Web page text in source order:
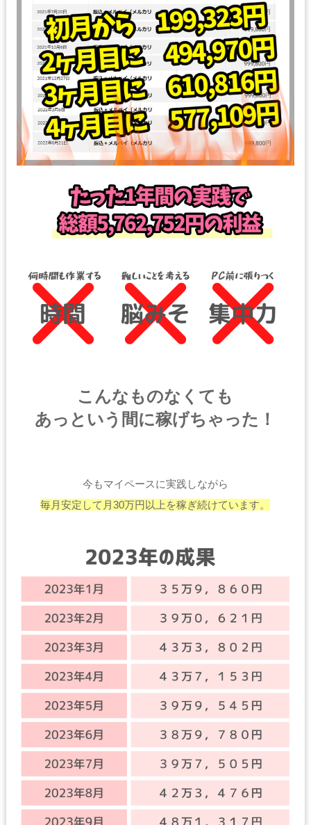
こんなものなくても
あっという間に稼げちゃった！
今もマイペースに実践しながら
毎月安定して月30万円以上を稼ぎ続けています。